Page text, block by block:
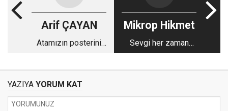
Arif ÇAYAN
Atamızın posterini
Mikrop Hikmet
Sevgi her zaman
kolay olanı seçmez
YAZIYA YORUM KAT